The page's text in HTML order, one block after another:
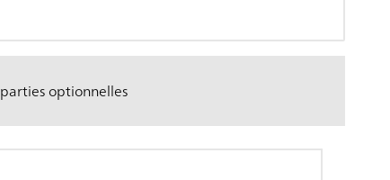
parties optionnelles